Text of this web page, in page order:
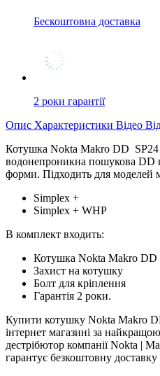
Бескоштовна доставка
2 роки гарантії
Опис Характеристики Відео
Котушка Nokta Makro DD
водонепроникна пошукова DD
форми. Підходить для моделей
Simplex +
Simplex + WHP
В комплект входить:
Котушка Nokta Makro DD
Захист на котушку
Болт для кріплення
Гарантія 2 роки.
Купити котушку Nokta Makro
інтернет магазині за
дестрібютор компанії Nokta |
гарантує безкоштовну